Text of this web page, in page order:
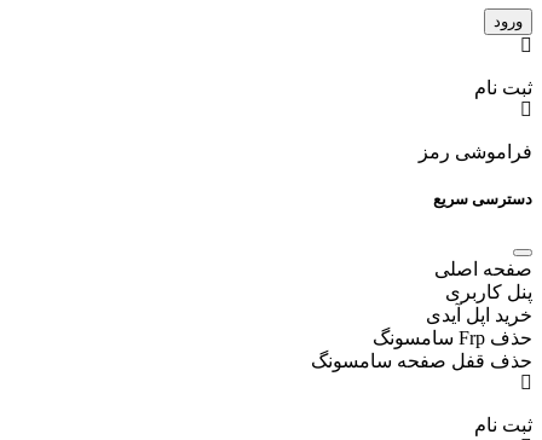
ثبت نام
فراموشی رمز
دسترسی سریع
صفحه اصلی
پنل کاربری
خرید اپل آیدی
حذف Frp سامسونگ
حذف قفل صفحه سامسونگ
ثبت نام